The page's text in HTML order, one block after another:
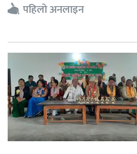
पहिलो अनलाइन